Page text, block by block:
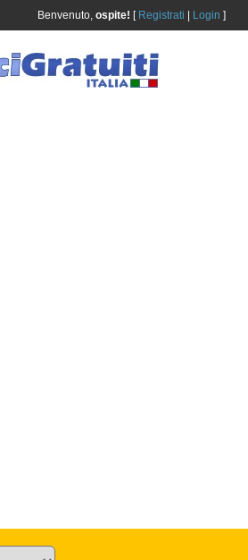
Benvenuto, ospite! [ Registrati Login ]